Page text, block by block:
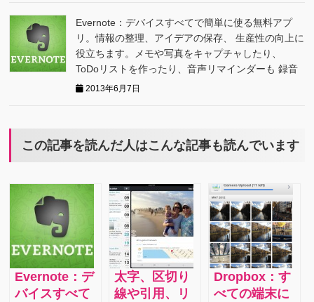
Evernote：デバイスすべてで簡単に使る無料アプ
リ。情報の整理、アイデアの保存、 生産性の向上に
役立ちます。メモや写真をキャプチャしたり、
ToDoリストを作ったり、音声リマインダーも 録音
2013年6月7日
この記事を読んだ人はこんな記事も読んでいます
Evernote：デ
バイスすべて
太字、区切り
線や引用、リ
Dropbox：す
べての端末に